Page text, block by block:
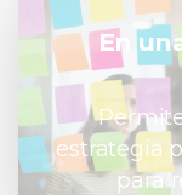
En
estrategia
para